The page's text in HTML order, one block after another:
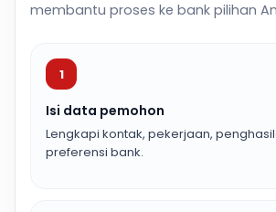
membantu proses ke bank pilihan
1
Isi data pemohon
Lengkapi kontak, pekerjaan,
preferensi bank.